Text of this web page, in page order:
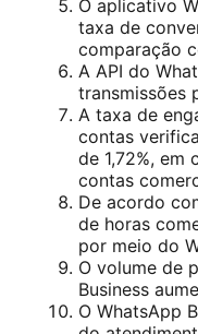
O aplicativo
taxa de
comparação
A API do
transmissões
A taxa de
contas
de 1,72%, em
contas
De acordo
de horas
por meio do
O volume de
Business
O WhatsApp